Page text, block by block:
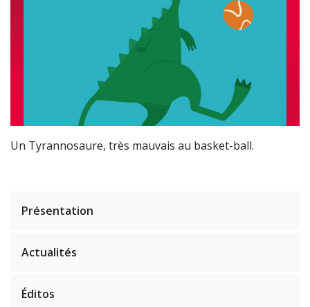
Un Tyrannosaure, très mauvais au basket-ball.
Présentation
Actualités
Éditos